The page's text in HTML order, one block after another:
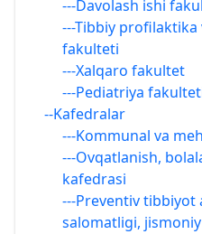
---Davolash ishi
---Tibbiy
fakulteti
---Xalqaro fakultet
---Pediatriya
--Kafedralar
---Kommunal va
---Ovqatlanish,
kafedrasi
---Preventiv tibbiyot
salomatligi,